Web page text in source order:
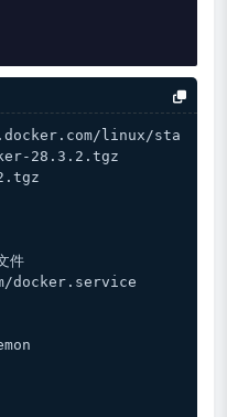
linux/sta
28.3.2.tgz
件
docker.service